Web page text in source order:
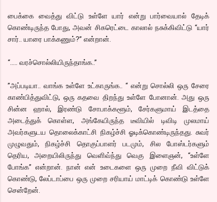
பைக்கை வைத்து விட்டு உள்ளே யார் என்று பார்வையால் தேடிக்
கொண்டிருந்த போது, அவன் சிகரெட்டை காலால் நசுக்கிவிட்டு “யார்
சார்.. யாரை பாக்கணும்?” என்றான்.
“….. வரச்சொல்லியிருந்தாங்க..”
”அப்படியா.. வாங்க உள்ளே உட்காருங்க.. “ என்று சொல்லி ஒரு சேரை
காண்பித்துவிட்டு, ஒரு கதவை திறந்து உள்ளே போனான். அது ஒரு
சின்ன ஹால், இரண்டு சோபாக்களூம், சேர்களுமாய் இடத்தை
அடைத்துக் கொள்ள, அங்கேயிருந்த டீவியில் டிவிடி முலமாய்
அவர்களுடய தொலைக்காட்சி நிகழ்ச்சி ஓடிக்கொண்டிருந்தது. சுவர்
முழுவதும், நிகழ்ச்சி தொகுப்பாளர் படமும், சில போஸ்டர்களும்
தெரிய, அறையிலிருந்து வெளிவ்ந்து வெகு இளைஞன், “உள்ளே
போங்க” என்றான். நான் என் உடைகளை ஒரு முறை நீவி விட்டுக்
கொண்டு, லேப்டாப்பை ஒரு முறை சரியாய் மாட்டிக் கொண்டு உள்ளே
சென்றேன்.